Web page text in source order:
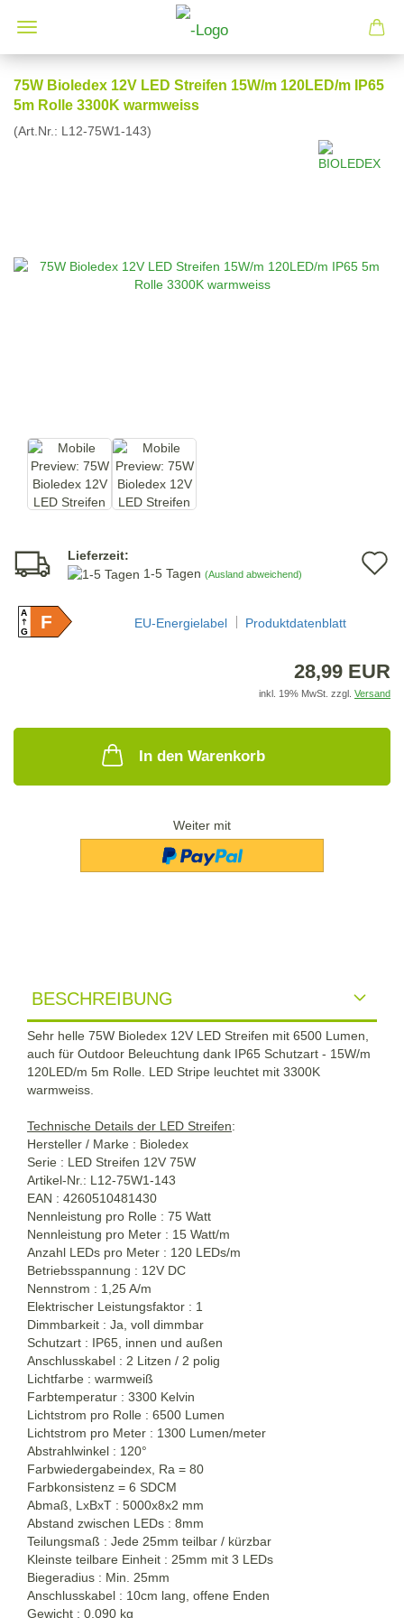
75W Bioledex 12V LED Streifen 15W/m 120LED/m IP65
5m Rolle 3300K warmweiss
(Art.Nr.: L12-75W1-143)
Lieferzeit:
1-5 Tagen (Ausland abweichend)
A
GF EU-Energielabel Produktdatenblatt
28,99 EUR
inkl. 19% MwSt. zzgl. Versand
In den Warenkorb
Weiter mit
BESCHREIBUNG
Sehr helle 75W Bioledex 12V LED Streifen mit 6500 Lumen,
auch für Outdoor Beleuchtung dank IP65 Schutzart - 15W/m
120LED/m 5m Rolle. LED Stripe leuchtet mit 3300K
warmweiss.
Technische Details der LED Streifen:
Hersteller / Marke : Bioledex
Serie : LED Streifen 12V 75W
Artikel-Nr.: L12-75W1-143
EAN : 4260510481430
Nennleistung pro Rolle : 75 Watt
Nennleistung pro Meter : 15 Watt/m
Anzahl LEDs pro Meter : 120 LEDs/m
Betriebsspannung : 12V DC
Nennstrom : 1,25 A/m
Elektrischer Leistungsfaktor : 1
Dimmbarkeit : Ja, voll dimmbar
Schutzart : IP65, innen und außen
Anschlusskabel : 2 Litzen / 2 polig
Lichtfarbe : warmweiß
Farbtemperatur : 3300 Kelvin
Lichtstrom pro Rolle : 6500 Lumen
Lichtstrom pro Meter : 1300 Lumen/meter
Abstrahlwinkel : 120°
Farbwiedergabeindex, Ra = 80
Farbkonsistenz = 6 SDCM
Abmaß, LxBxT : 5000x8x2 mm
Abstand zwischen LEDs : 8mm
Teilungsmaß : Jede 25mm teilbar / kürzbar
Kleinste teilbare Einheit : 25mm mit 3 LEDs
Biegeradius : Min. 25mm
Anschlusskabel : 10cm lang, offene Enden
Gewicht : 0,090 kg